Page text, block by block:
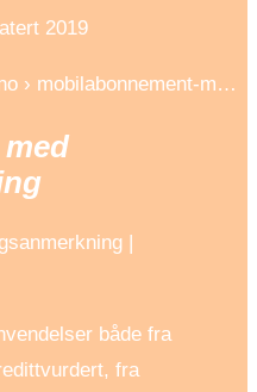
2019
› mobilabonnement-m…
|
både fra
fra